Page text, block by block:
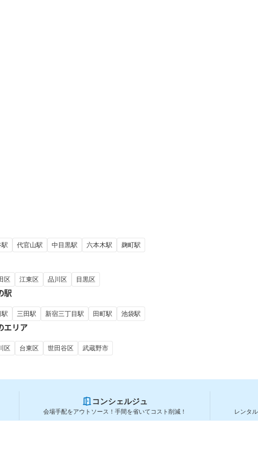
代官山駅 中目黒駅 六本木駅 麹町駅
区 江東区 品川区 目黒区
駅
三田駅 新宿三丁目駅 田町駅 池袋駅
エリア
区 台東区 世田谷区 武蔵野市
コンシェルジュ
会場手配をアウトソース！手間を省いてコスト削減！ レンタ